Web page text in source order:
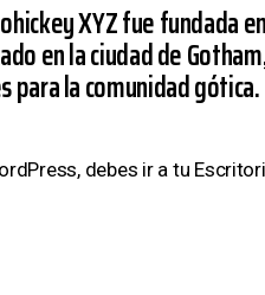
XYZ fue fundada
en la ciudad de
para la comunidad gótica.
debes ir a tu